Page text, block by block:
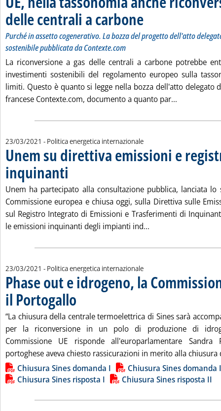
delle centrali a carbone
Purché in assetto cogenerativo. La bozza del progetto dell'atto
sostenibile pubblicata da Contexte.com
La riconversione a gas delle centrali a carbone potrebbe
investimenti sostenibili del regolamento europeo sulla
limiti. Questo è quanto si legge nella bozza dell'atto delegato
francese Contexte.com, documento a quanto par...
23/03/2021 - Politica energetica internazionale
Unem su direttiva emissioni e
inquinanti
Unem ha partecipato alla consultazione pubblica, lanciata lo
Commissione europea e chiusa oggi, sulla Direttiva sulle
sul Registro Integrato di Emissioni e Trasferimenti di
le emissioni inquinanti degli impianti ind...
23/03/2021 - Politica energetica internazionale
Phase out e idrogeno, la
il Portogallo . Pubblicata martedì 23 marzo 2021 alle 11.38.
“La chiusura della centrale termoelettrica di Sines sarà
per la riconversione in un polo di produzione di
Commissione UE risponde all'europarlamentare Sandra
portoghese aveva chiesto rassicurazioni in merito alla chiusura
Lista allegati PDF alla notizia
Chiusura Sines domanda I
Chiusura Sines domanda
Chiusura Sines risposta I
Chiusura Sines risposta II